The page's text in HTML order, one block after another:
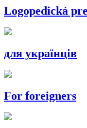
Logopedická
для українців
For foreigners